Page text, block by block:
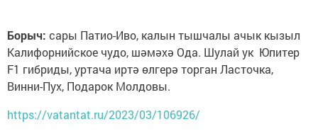
Борыч: сары Патио-Иво, калын тышчалы ачык кызыл
Калифорнийское чудо, шәмәхә Ода. Шулай ук Юпитер
F1 гибриды, уртача иртә өлгерә торган Ласточка,
Винни-Пух, Подарок Молдовы.
https://vatantat.ru/2023/03/106926/